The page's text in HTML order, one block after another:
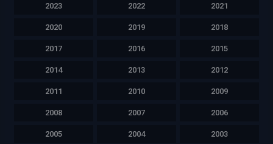
2023 2022 2021
2020 2019 2018
2017 2016 2015
2014 2013 2012
2011 2010 2009
2008 2007 2006
2005 2004 2003